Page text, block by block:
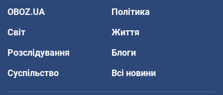
OBOZ.UA
Політика
Світ
Життя
Розслідування
Блоги
Суспільство
Всі новини